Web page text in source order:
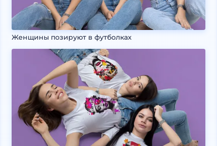
Женщины позируют в футболках